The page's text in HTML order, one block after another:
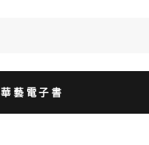
華藝電子書